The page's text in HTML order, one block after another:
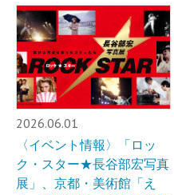
2026.06.01
〈イベント情報〉「ロッ
ク・スター★長谷部宏写真
展」、京都・美術館「え